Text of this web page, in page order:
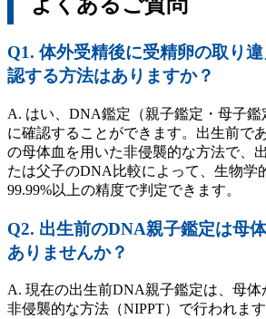
Q1. 体外受精後に受精卵の取り
認する方法はありますか？
A. はい、DNA鑑定（親子鑑定・母子鑑
に確認することができます。出生前で
の母体血を用いた非侵襲的な方法で、
たは父子のDNA比較によって、生物学
99.99%以上の精度で判定できます。
Q2. 出生前のDNA親子鑑定は母
ありませんか？
A. 現在の出生前DNA親子鑑定は、母
非侵襲的な方法（NIPPT）で行われま